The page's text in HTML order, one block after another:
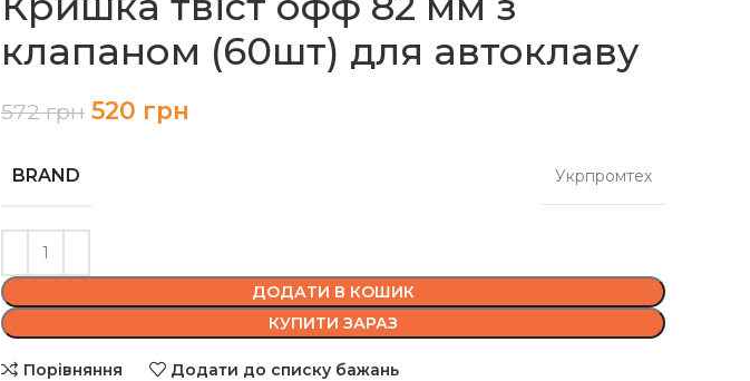
клапаном (60шт) для автоклаву
572грн 520 грн
BRAND Укрпромтех
ДОДАТИ В КОШИК
КУПИТИ ЗАРАЗ
Порівняння Додати до списку бажань